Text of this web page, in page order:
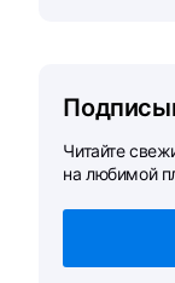
Читайте
на любимой